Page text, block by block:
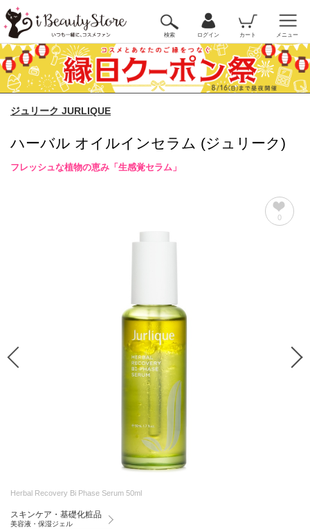
検索 ログイン カート メニュー
ジュリーク JURLIQUE
ハーバル オイルインセラム (ジュリーク)
フレッシュな植物の恵み「生感覚セラム」
0
Herbal Recovery Bi Phase Serum 50ml
スキンケア・基礎化粧品
美容液・保湿ジェル